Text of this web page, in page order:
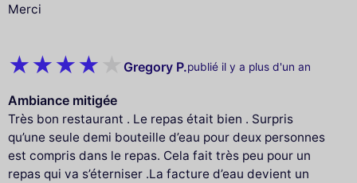
Merci
Gregory P.publié il y a plus d'un an
Ambiance mitigée
Très bon restaurant . Le repas était bien . Surpris
qu’une seule demi bouteille d’eau pour deux personnes
est compris dans le repas. Cela fait très peu pour un
repas qui va s’éterniser .La facture d’eau devient un